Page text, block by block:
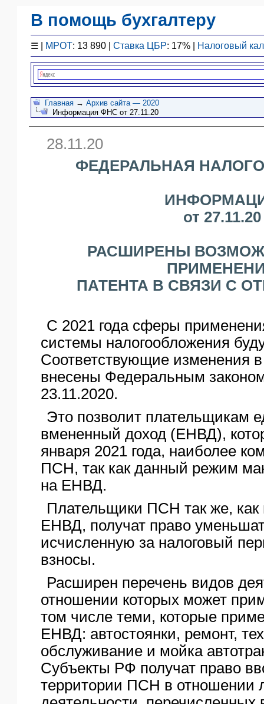
В помощь бухгалтеру
☰ МРОТ: 13 890 | Ставка ЦБР: 17% | Налоговый
Законодательство
F1 - Отчетность
План счетов
Справочник
Упрощенка
Договоры
Главная → Архив сайта — 2020
Информация ФНС от 27.11.20
28.11.20
ФЕДЕРАЛЬНАЯ
от 27.11.20
РАСШИРЕНЫ
ПАТЕНТА В СВЯЗИ С
С 2021 года сферы
системы налогообложения
Соответствующие изменения
внесены Федеральным
23.11.2020.
Это позволит плательщикам
вмененный доход (ЕНВД),
января 2021 года, наиболее
ПСН, так как данный режим
на ЕНВД.
Плательщики ПСН так же, как
ЕНВД, получат право
исчисленную за налоговый
взносы.
Расширен перечень видов
отношении которых может
том числе теми, которые
ЕНВД: автостоянки, ремонт,
обслуживание и мойка
Субъекты РФ получат право
территории ПСН в отношении